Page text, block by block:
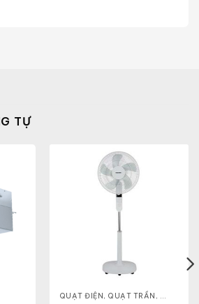
TỰ
CABINET QUẠT ĐIỆN, QUẠT TRẦN
QUẠT ĐIỆN, QUẠT TRẦN , QUẠT